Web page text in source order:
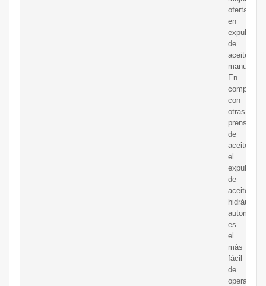
ofertas
en
expulsores
de
aceite
manuales.
En
con
otras
prensas
de
aceite,
el
expulsor
de
aceite
hidráulico
automático
es
el
más
fácil
de
operar,